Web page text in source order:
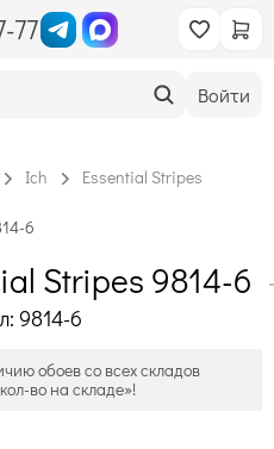
77
Войти
Ich Essential Stripes
6
Stripes 9814-6
9814-6
обоев со всех складов
во на складе»!